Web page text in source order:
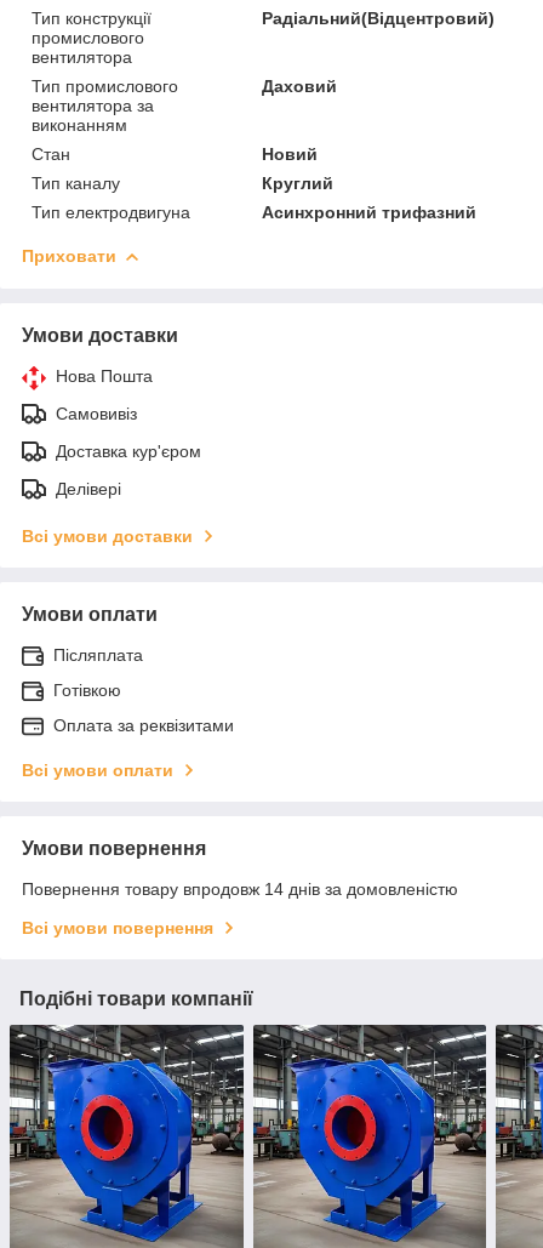
Тип конструкції
промислового
вентилятора
Радіальний(Відцентровий)
Тип промислового
вентилятора за
виконанням
Даховий
Стан
Новий
Тип каналу
Круглий
Тип електродвигуна
Асинхронний трифазний
Приховати
Умови доставки
Нова Пошта
Самовивіз
Доставка кур'єром
Делівері
Всі умови доставки
Умови оплати
Післяплата
Готівкою
Оплата за реквізитами
Всі умови оплати
Умови повернення
Повернення товару впродовж 14 днів за домовленістю
Всі умови повернення
Подібні товари компанії